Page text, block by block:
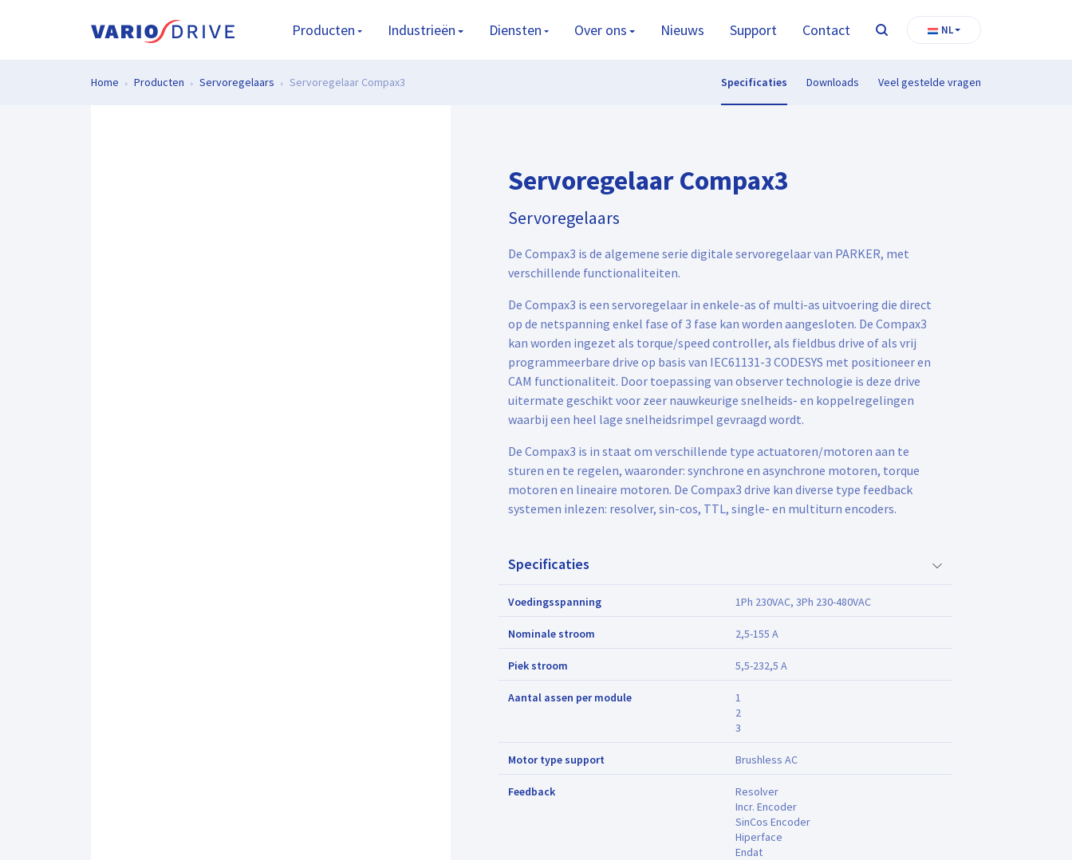
Producten Industrieën Diensten Over ons Nieuws Support Contact Zoeken
NL
Home Producten Servoregelaars Servoregelaar Compax3 Specificaties Downloads Veel gestelde vragen
Servoregelaar Compax3
Servoregelaars
De Compax3 is de algemene serie digitale servoregelaar van PARKER, met
verschillende functionaliteiten.
De Compax3 is een servoregelaar in enkele-as of multi-as uitvoering die direct
op de netspanning enkel fase of 3 fase kan worden aangesloten. De Compax3
kan worden ingezet als torque/speed controller, als fieldbus drive of als vrij
programmeerbare drive op basis van IEC61131-3 CODESYS met positioneer en
CAM functionaliteit. Door toepassing van observer technologie is deze drive
uitermate geschikt voor zeer nauwkeurige snelheids- en koppelregelingen
waarbij een heel lage snelheidsrimpel gevraagd wordt.
De Compax3 is in staat om verschillende type actuatoren/motoren aan te
sturen en te regelen, waaronder: synchrone en asynchrone motoren, torque
motoren en lineaire motoren. De Compax3 drive kan diverse type feedback
systemen inlezen: resolver, sin-cos, TTL, single- en multiturn encoders.
Specificaties
Voedingsspanning 1Ph 230VAC, 3Ph 230-480VAC
Nominale stroom 2,5-155 A
Piek stroom 5,5-232,5 A
Aantal assen per module
1
2
3
Motor type support Brushless AC
Feedback
Resolver
Incr. Encoder
SinCos Encoder
Hiperface
Endat